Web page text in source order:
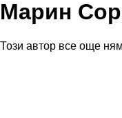
Марин
Този автор все още